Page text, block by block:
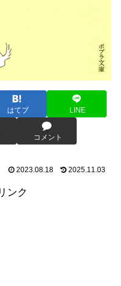
はてブ LINE
コメント
2023.08.18 2025.11.03
ンク